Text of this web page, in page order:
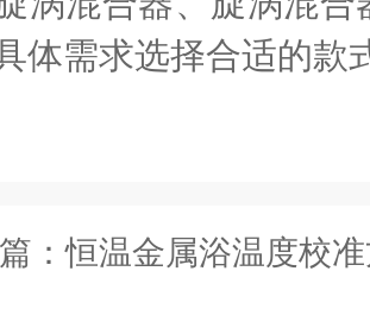
体需求选择合适的款
：恒温金属浴温度校